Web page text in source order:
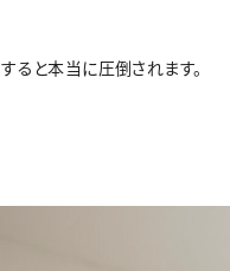
ると本当に圧倒されます。